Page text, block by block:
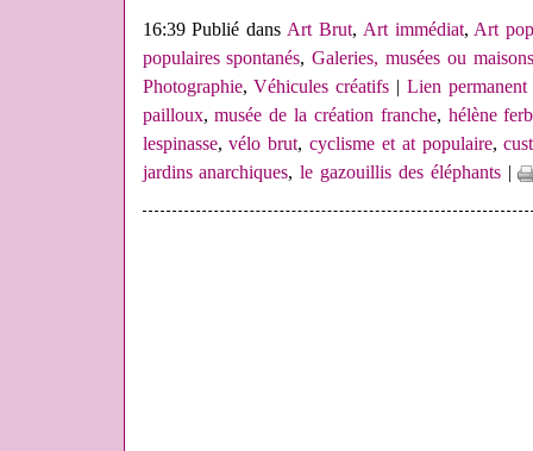
16:39 Publié dansArt Brut, Art immédiat,Art
populaires spontanés,Galeries, musées ou
Photographie,Véhicules créatifs | Lien permanent
pailloux,musée de la création franche, hélène
lespinasse,vélo brut,cyclisme et at populaire,
jardins anarchiques,le gazouillis des éléphants|